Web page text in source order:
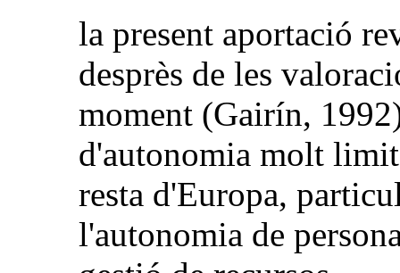
la present aportació
desprès de les
moment (Gairín,
d'autonomia molt
resta d'Europa,
l'autonomia de